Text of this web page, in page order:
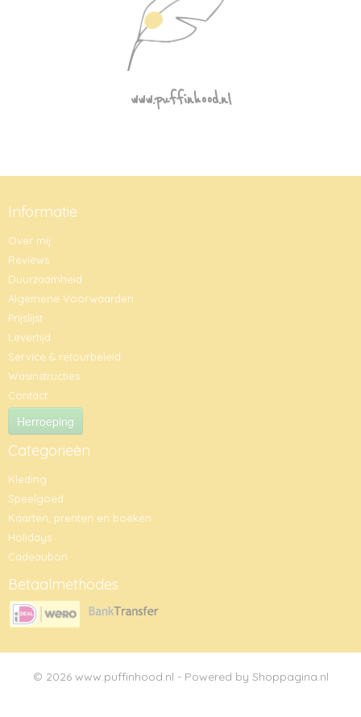
www.puffinhood.nl
Informatie
Over mij
Reviews
Duurzaamheid
Algemene Voorwaarden
Prijslijst
Levertijd
Service & retourbeleid
Wasinstructies
Contact
Herroeping
Categorieën
Kleding
Speelgoed
Kaarten, prenten en boeken
Holidays
Cadeaubon
Betaalmethodes
© 2026 www.puffinhood.nl - Powered by Shoppagina.nl